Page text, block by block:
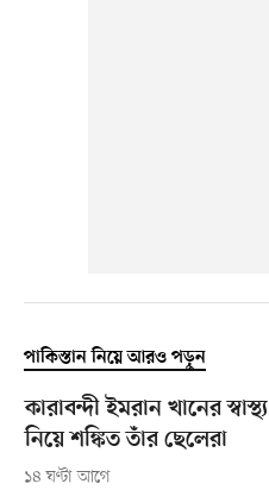
পাকিস্তান নিয়ে আরও পড়ুন
কারাবন্দী ইমরান খানের স্বাস্থ্য
নিয়ে শঙ্কিত তাঁর ছেলেরা
১৪ ঘণ্টা আগে